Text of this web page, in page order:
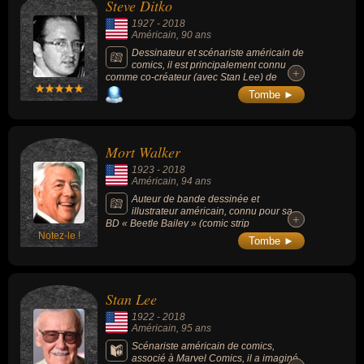
bande dessinée d'Angoulême en 2018.
Steve Ditko
1927 - 2018
Américain , 90 ans
Dessinateur et scénariste américain de
comics, il est principalement connu
comme co-créateur (avec Stan Lee) de
Spider-Man et Docteur Strange, mais
également des supers-méchants comme Le
+
+
Tombe ►
Notez-le !
Mort Walker
1923 - 2018
Américain, 94 ans
Auteur de bande dessinée et
illustrateur américain, connu pour sa
BD « Beetle Bailey » (comic strip
humoristique mettant en scène des soldats
de l'armée américaine dans un camp
+
+
Tombe ►
Stan Lee
1922 - 2018
Américain , 95 ans
Scénariste américain de comics,
associé à Marvel Comics, il a imaginé